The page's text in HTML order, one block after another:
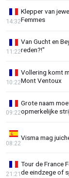
Klepper van
Femmes
14:32
Van Gucht en
reden?!"
11:22
Vollering komt
Mont Ventoux
10:22
Grote naam
opmerkelijke
09:22
Visma mag
08:22
Tour de France
de eindzege of
21:21